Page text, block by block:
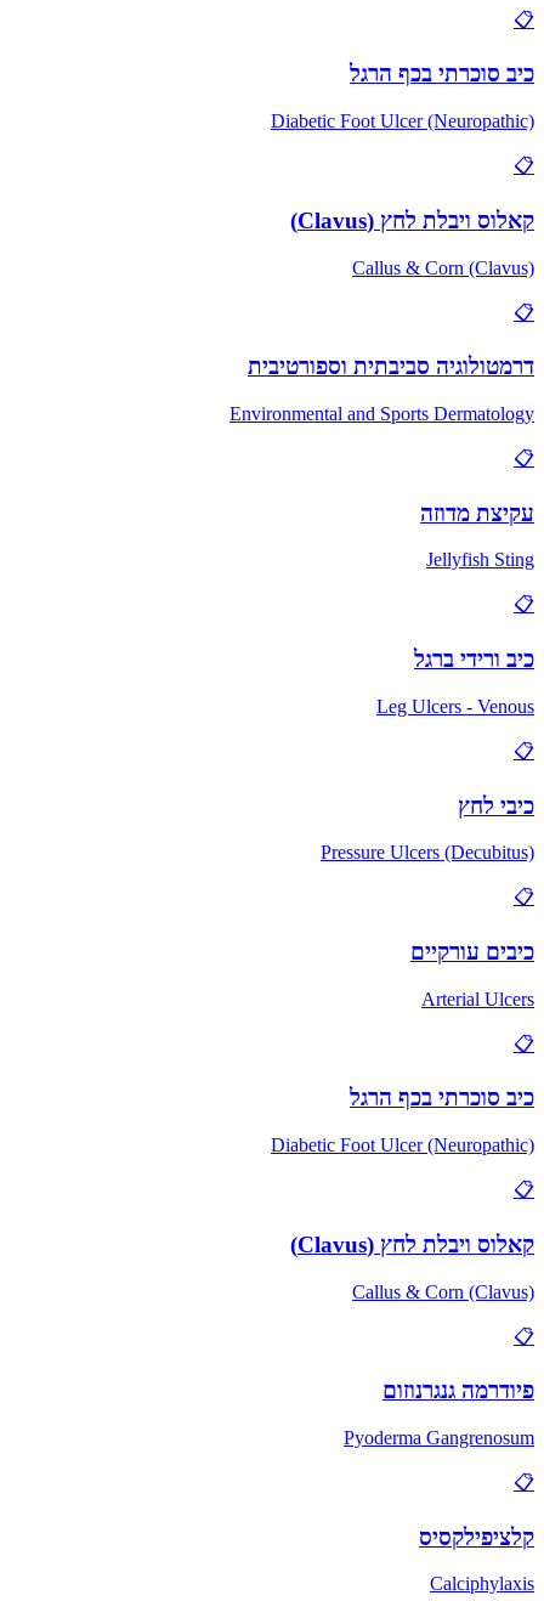
📋
כיב סוכרתי בכף הרגל
Diabetic Foot Ulcer (Neuropathic)
📋
קאלוס ויבלת לחץ (Clavus)
Callus & Corn (Clavus)
📋
דרמטולוגיה סביבתית וספורטיבית
Environmental and Sports Dermatology
📋
עקיצת מדוזה
Jellyfish Sting
📋
כיב ורידי ברגל
Leg Ulcers - Venous
📋
כיבי לחץ
Pressure Ulcers (Decubitus)
📋
כיבים עורקיים
Arterial Ulcers
📋
כיב סוכרתי בכף הרגל
Diabetic Foot Ulcer (Neuropathic)
📋
קאלוס ויבלת לחץ (Clavus)
Callus & Corn (Clavus)
📋
פיודרמה גנגרנוזום
Pyoderma Gangrenosum
📋
קלציפילקסיס
Calciphylaxis